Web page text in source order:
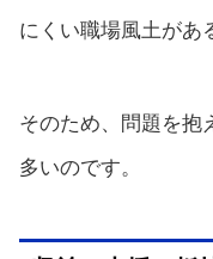
にくい職場風土があ
そのため、問題を抱
多いのです。